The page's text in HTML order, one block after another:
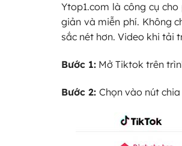
Ytop1.com là công cụ
giản và miễn phí. Không
sắc nét hơn. Video khi tải
Bước 1: Mở Tiktok trên
Bước 2: Chọn vào nút